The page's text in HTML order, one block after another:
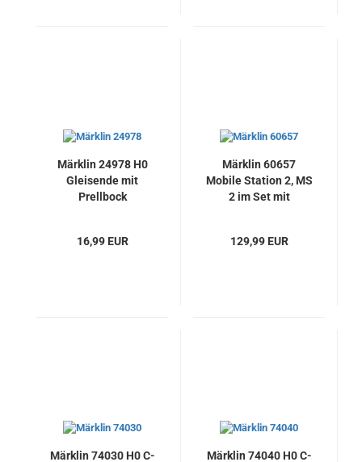
Märklin 24978 H0
Gleisende mit
Prellbock
Neu
16,99 EUR
Märklin 60657
Mobile Station 2, MS
2 im Set mit
129,99 EUR
Märklin 74030 H0 C-
Märklin 74040 H0 C-